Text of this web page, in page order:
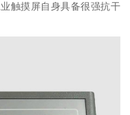
触摸屏自身具备很强抗干